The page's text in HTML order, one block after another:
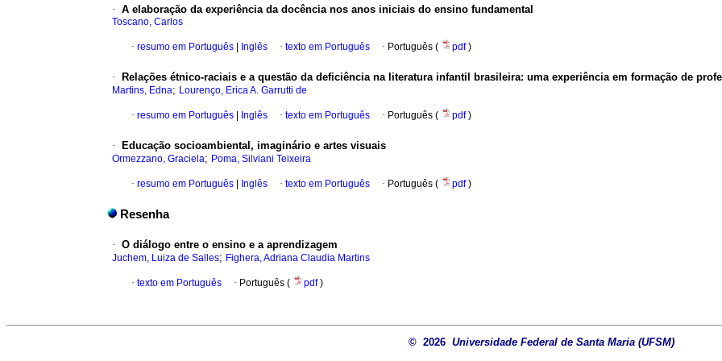
· A elaboração da experiência da docência nos anos iniciais do ensino fundamental
Toscano, Carlos
· resumo em Português Inglês · texto em Português · Português ( pdf)
· Relações étnico-raciais e a questão da deficiência na literatura infantil brasileira: uma experiência em formação de
Martins, Edna; Lourenço, Erica A. Garrutti de
· resumo em Português Inglês · texto em Português · Português ( pdf)
· Educação socioambiental, imaginário e artes visuais
Ormezzano, Graciela; Poma, Silviani Teixeira
· resumo em Português Inglês · texto em Português · Português ( pdf)
Resenha
· O diálogo entre o ensino e a aprendizagem
Juchem, Luiza de Salles; Fighera, Adriana Claudia Martins
· texto em Português · Português ( pdf)
© 2026 Universidade Federal de Santa Maria (UFSM)